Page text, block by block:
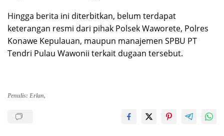
‎Hingga berita ini diterbitkan, belum terdapat
keterangan resmi dari pihak Polsek Waworete, Polres
Konawe Kepulauan, maupun manajemen SPBU PT
Tendri Pulau Wawonii terkait dugaan tersebut.
Penulis: Erlan,